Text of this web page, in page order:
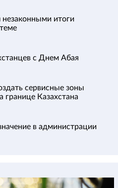
итоги
с Днем Абая
сервисные зоны
Казахстана
в администрации